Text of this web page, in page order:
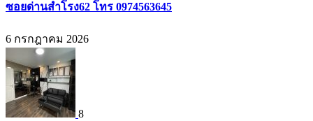
ซอยด่านสำโรง62 โทร 0974563645
6 กรกฎาคม 2026
8